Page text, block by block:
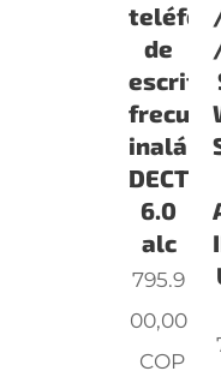
de
DECT
6.0
alc
795.9
00,00
COP